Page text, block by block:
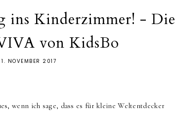
ins Kinderzimmer! - Die
von KidsBo
NOVEMBER 2017
wenn ich sage, dass es für kleine Weltentdecker